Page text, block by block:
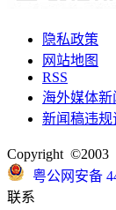
隐私政策
网站地图
RSS
海外媒体新
新闻稿违规
Copyright ©2003
粤公网安备
联系